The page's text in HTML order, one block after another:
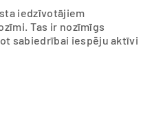
iedzīvotājiem
Tas ir nozīmīgs
sabiedrībai iespēju aktīvi